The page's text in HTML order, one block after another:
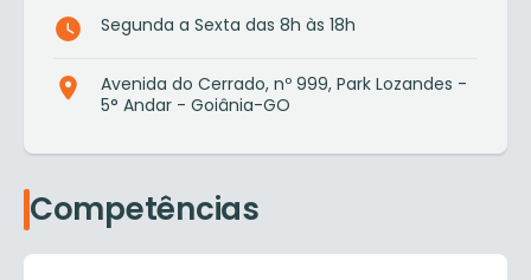
Segunda a Sexta das 8h às 18h
Avenida do Cerrado, nº 999, Park Lozandes -
5° Andar - Goiânia-GO
Competências